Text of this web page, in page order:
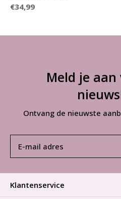
€34,99
Meld je
Ontvang de nieuwste
Klantenservice